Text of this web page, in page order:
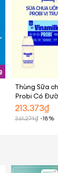
Thùng Sữa
Probi Có
Yaourt 24
213.373₫
261.274₫ -18%